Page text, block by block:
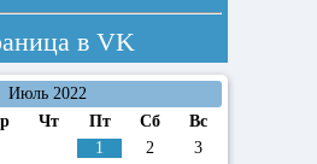
в VK
Июль 2022
Чт Пт Сб
Вс
1
2
3